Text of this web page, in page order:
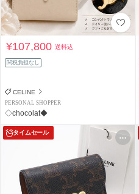
¥107,800送料込
関税負担なし
CELINE
PERSONAL SHOPPER
◇chocolat◆
タイムセール